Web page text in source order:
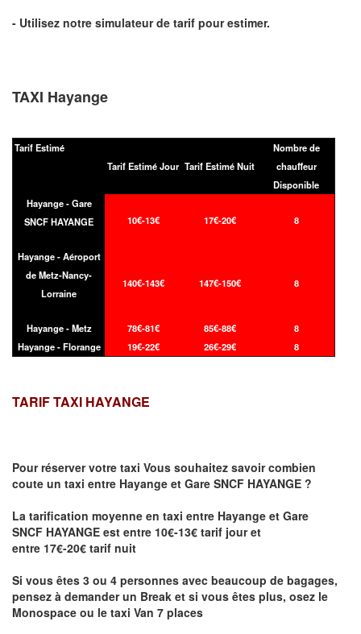
- Utilisez notre simulateur de tarif pour estimer.
TAXI Hayange
Tarif Estimé
Tarif Estimé Jour Tarif Estimé Nuit
Nombre de
chauffeur
Disponible
Hayange - Gare
SNCF HAYANGE
10€-13€ 17€-20€ 8
Hayange - Aéroport
de Metz-Nancy-
Lorraine
140€-143€ 147€-150€ 8
Hayange - Metz 78€-81€ 85€-88€
8
Hayange - Florange
19€-22€ 26€-29€ 8
TARIF TAXI HAYANGE
Pour réserver votre taxi Vous souhaitez savoircombien
coute un taxi entre Hayange et Gare SNCF HAYANGE ?
La tarification moyenne en taxi entre Hayange et Gare
SNCF HAYANGE est entre 10€-13€ tarif jour et
entre 17€-20€ tarif nuit
Si vous êtes 3 ou 4 personnes avec beaucoup de bagages,
pensez à demander un Break et si vous êtes plus, osez le
Monospace ou le taxi Van 7 places